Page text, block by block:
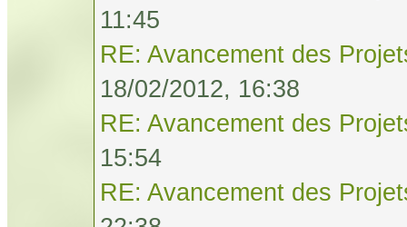
11:45
RE: Avancement des
18/02/2012, 16:38
RE: Avancement des
15:54
RE: Avancement des